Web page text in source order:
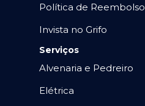
Política de Reembolso
Invista no Grifo
Serviços
Alvenaria e Pedreiro
Elétrica